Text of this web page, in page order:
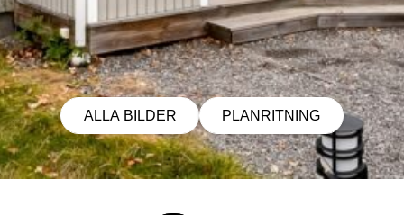
ALLA BILDER PLANRITNING